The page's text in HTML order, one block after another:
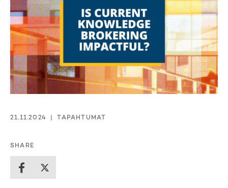
21.11.2024 TAPAHTUMAT
SHARE